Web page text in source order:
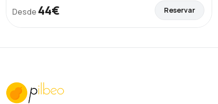
Desde 44€ Reservar